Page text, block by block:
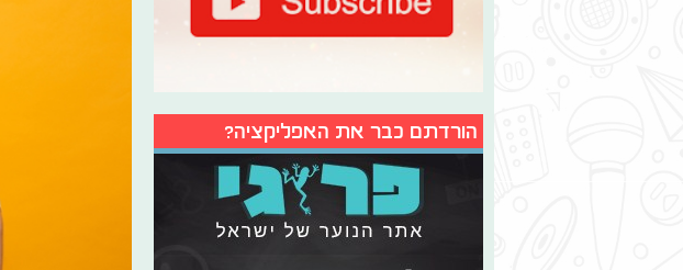
הורדתם כבר את האפליקציה?